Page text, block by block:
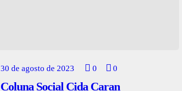
30 de agosto de 2023 0 0
Coluna Social Cida Caran